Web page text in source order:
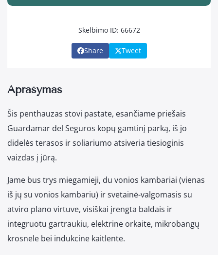
Skelbimo ID: 66672
Share Tweet
Aprašymas
Šis penthauzas stovi pastate, esančiame priešais
Guardamar del Seguros kopų gamtinį parką, iš jo
didelės terasos ir soliariumo atsiveria tiesioginis
vaizdas į jūrą.
Jame bus trys miegamieji, du vonios kambariai (vienas
iš jų su vonios kambariu) ir svetainė-valgomasis su
atviro plano virtuve, visiškai įrengta baldais ir
integruotu gartraukiu, elektrine orkaite, mikrobangų
krosnele bei indukcine kaitlente.